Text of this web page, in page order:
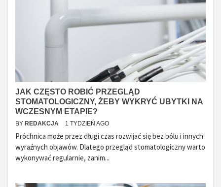
JAK CZĘSTO ROBIĆ PRZEGLĄD
STOMATOLOGICZNY, ŻEBY WYKRYĆ UBYTKI NA
WCZESNYM ETAPIE?
BY REDAKCJA 1 TYDZIEŃ AGO
Próchnica może przez długi czas rozwijać się bez bólu i innych
wyraźnych objawów. Dlatego przegląd stomatologiczny warto
wykonywać regularnie, zanim...